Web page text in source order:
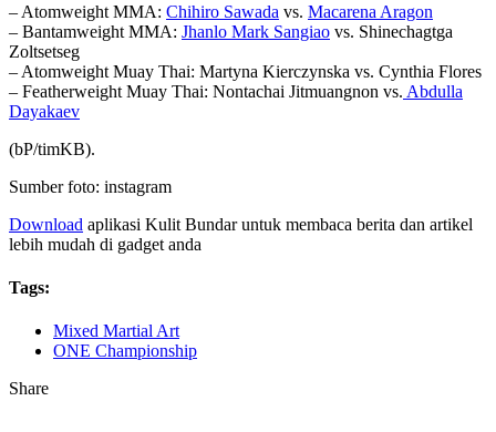
– Atomweight MMA: Chihiro Sawada vs. Macarena Aragon
– Bantamweight MMA: Jhanlo Mark Sangiao vs. Shinechagtga
Zoltsetseg
– Atomweight Muay Thai: Martyna Kierczynska vs. Cynthia Flores
– Featherweight Muay Thai: Nontachai Jitmuangnon vs. Abdulla
Dayakaev
(bP/timKB).
Sumber foto: instagram
Download aplikasi Kulit Bundar untuk membaca berita dan artikel
lebih mudah di gadget anda
Tags:
Mixed Martial Art
ONE Championship
Share